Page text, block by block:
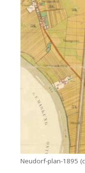
Neudorf-plan-1895